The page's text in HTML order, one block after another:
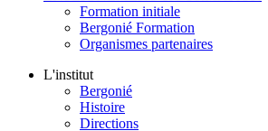
Formation initiale
Bergonié Formation
Organismes partenaires
L'institut
Bergonié
Histoire
Directions